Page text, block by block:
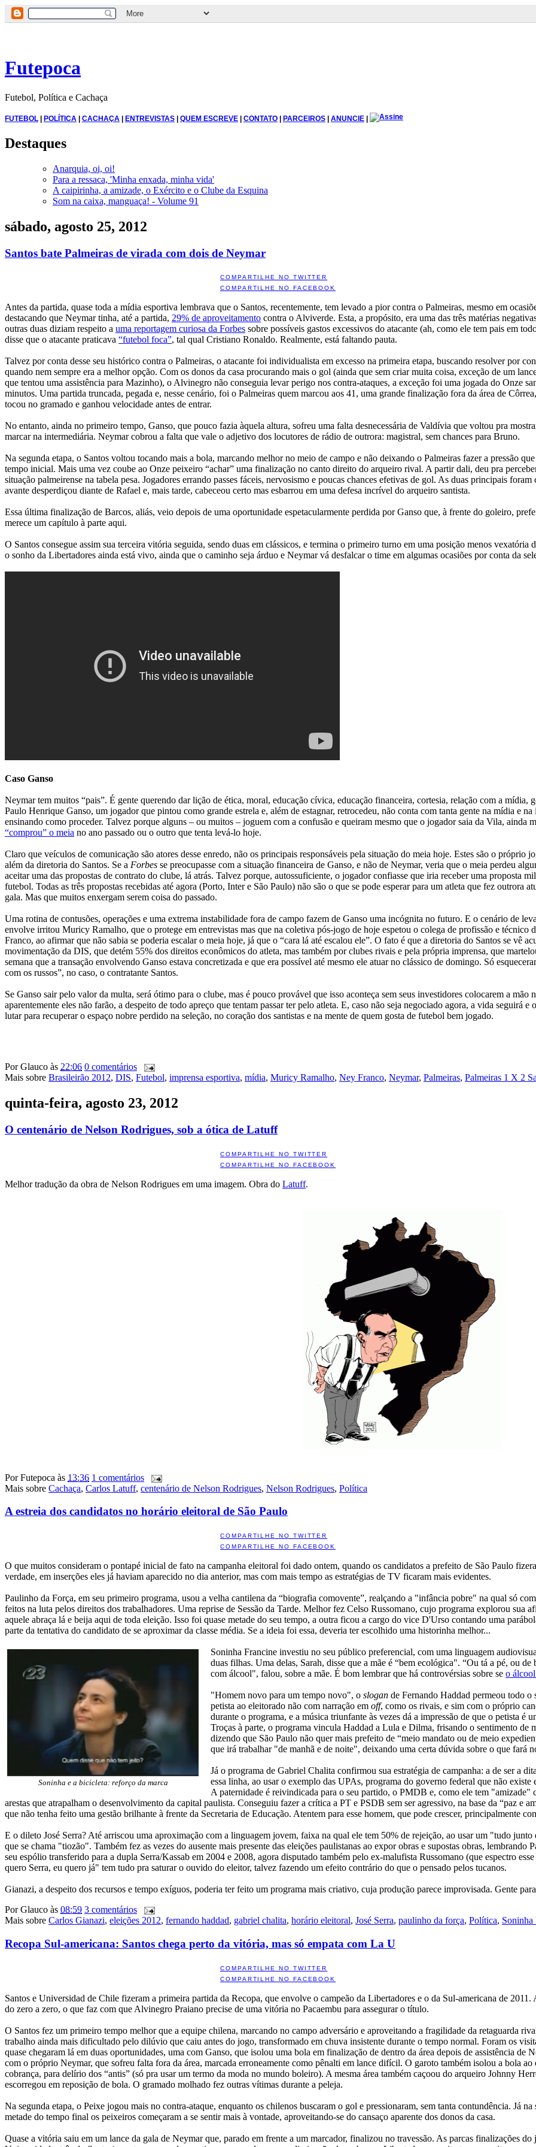
Futepoca
Futebol, Política e Cachaça
FUTEBOL | POLÍTICA | CACHAÇA | ENTREVISTAS | QUEM ESCREVE | CONTATO | PARCEIROS | ANUNCIE |
Destaques
Anarquia, oi, oi!
Para a ressaca, 'Minha enxada, minha vida'
A caipirinha, a amizade, o Exército e o Clube da Esquina
Som na caixa, manguaça! - Volume 91
sábado, agosto 25, 2012
Santos bate Palmeiras de virada com dois de Neymar
COMPARTILHE NO TWITTER
COMPARTILHE NO FACEBOOK
Antes da partida, quase toda a mídia esportiva lembrava que o Santos, recentemente, tem levado a pior contra o Palmeiras, mesmo em
destacando que Neymar tinha, até a partida, 29% de aproveitamento contra o Alviverde. Esta, a propósito, era uma das três matérias
outras duas diziam respeito a uma reportagem curiosa da Forbes sobre possíveis gastos excessivos do atacante (ah, como ele tem pais em
disse que o atacante praticava “futebol foca”, tal qual Cristiano Ronaldo. Realmente, está faltando pauta.
Talvez por conta desse seu histórico contra o Palmeiras, o atacante foi individualista em excesso na primeira etapa, buscando resolver por
quando nem sempre era a melhor opção. Com os donos da casa procurando mais o gol (ainda que sem criar muita coisa, exceção de um
que tentou uma assistência para Mazinho), o Alvinegro não conseguia levar perigo nos contra-ataques, a exceção foi uma jogada do Onze
minutos. Uma partida truncada, pegada e, nesse cenário, foi o Palmeiras quem marcou aos 41, uma grande finalização fora da área de
tocou no gramado e ganhou velocidade antes de entrar.
No entanto, ainda no primeiro tempo, Ganso, que pouco fazia àquela altura, sofreu uma falta desnecessária de Valdívia que voltou pra
marcar na intermediária. Neymar cobrou a falta que vale o adjetivo dos locutores de rádio de outrora: magistral, sem chances para Bruno.
Na segunda etapa, o Santos voltou tocando mais a bola, marcando melhor no meio de campo e não deixando o Palmeiras fazer a pressão
tempo inicial. Mais uma vez coube ao Onze peixeiro “achar” uma finalização no canto direito do arqueiro rival. A partir dali, deu pra
situação palmeirense na tabela pesa. Jogadores errando passes fáceis, nervosismo e poucas chances efetivas de gol. As duas principais
avante desperdiçou diante de Rafael e, mais tarde, cabeceou certo mas esbarrou em uma defesa incrível do arqueiro santista.
Essa última finalização de Barcos, aliás, veio depois de uma oportunidade espetacularmente perdida por Ganso que, à frente do goleiro,
merece um capítulo à parte aqui.
O Santos consegue assim sua terceira vitória seguida, sendo duas em clássicos, e termina o primeiro turno em uma posição menos
o sonho da Libertadores ainda está vivo, ainda que o caminho seja árduo e Neymar vá desfalcar o time em algumas ocasiões por conta da
Caso Ganso
Neymar tem muitos “pais”. É gente querendo dar lição de ética, moral, educação cívica, educação financeira, cortesia, relação com a mídia,
Paulo Henrique Ganso, um jogador que pintou como grande estrela e, além de estagnar, retrocedeu, não conta com tanta gente na mídia e
ensinando como proceder. Talvez porque alguns – ou muitos – joguem com a confusão e queiram mesmo que o jogador saia da Vila, ainda
“comprou” o meia no ano passado ou o outro que tenta levá-lo hoje.
Claro que veículos de comunicação são atores desse enredo, não os principais responsáveis pela situação do meia hoje. Estes são o próprio
além da diretoria do Santos. Se a Forbes se preocupasse com a situação financeira de Ganso, e não de Neymar, veria que o meia perdeu
aceitar uma das propostas de contrato do clube, lá atrás. Talvez porque, autossuficiente, o jogador confiasse que iria receber uma proposta
futebol. Todas as três propostas recebidas até agora (Porto, Inter e São Paulo) não são o que se pode esperar para um atleta que fez outrora
gala. Mas que muitos enxergam serem coisa do passado.
Uma rotina de contusões, operações e uma extrema instabilidade fora de campo fazem de Ganso uma incógnita no futuro. E o cenário de
envolve irritou Muricy Ramalho, que o protege em entrevistas mas que na coletiva pós-jogo de hoje espetou o colega de profissão e técnico
Franco, ao afirmar que não sabia se poderia escalar o meia hoje, já que o “cara lá até escalou ele”. O fato é que a diretoria do Santos se vê
movimentação da DIS, que detém 55% dos direitos econômicos do atleta, mas também por clubes rivais e pela própria imprensa, que
semana que a transação envolvendo Ganso estava concretizada e que era possível até mesmo ele atuar no clássico de domingo. Só
com os russos”, no caso, o contratante Santos.
Se Ganso sair pelo valor da multa, será ótimo para o clube, mas é pouco provável que isso aconteça sem seus investidores colocarem a mão
aparentemente eles não farão, a despeito de todo apreço que tentam passar ter pelo atleta. E, caso não seja negociado agora, a vida seguirá e
lutar para recuperar o espaço nobre perdido na seleção, no coração dos santistas e na mente de quem gosta de futebol bem jogado.
PorGlauco às 22:06 0 comentários
Mais sobre Brasileirão 2012, DIS, Futebol, imprensa esportiva, mídia, Muricy Ramalho, Ney Franco, Neymar, Palmeiras, Palmeiras 1 X 2
quinta-feira, agosto 23, 2012
O centenário de Nelson Rodrigues, sob a ótica de Latuff
COMPARTILHE NO TWITTER
COMPARTILHE NO FACEBOOK
Melhor tradução da obra de Nelson Rodrigues em uma imagem. Obra do Latuff.
PorFutepoca às 13:36 1 comentários
Mais sobre Cachaça, Carlos Latuff, centenário de Nelson Rodrigues, Nelson Rodrigues, Política
A estreia dos candidatos no horário eleitoral de São Paulo
COMPARTILHE NO TWITTER
COMPARTILHE NO FACEBOOK
O que muitos consideram o pontapé inicial de fato na campanha eleitoral foi dado ontem, quando os candidatos a prefeito de São Paulo
verdade, em inserções eles já haviam aparecido no dia anterior, mas com mais tempo as estratégias de TV ficaram mais evidentes.
Paulinho da Força, em seu primeiro programa, usou a velha cantilena da “biografia comovente”, realçando a "infância pobre" na qual só
feitos na luta pelos direitos dos trabalhadores. Uma reprise de Sessão da Tarde. Melhor fez Celso Russomano, cujo programa explorou sua
aquele abraça lá e beija aqui de toda eleição. Isso foi quase metade do seu tempo, a outra ficou a cargo do vice D'Urso contando uma
parte da tentativa do candidato de se aproximar da classe média. Se a ideia foi essa, deveria ter escolhido uma historinha melhor...
Soninha e a bicicleta: reforço da marca
Soninha Francine investiu no seu público preferencial, com uma linguagem
duas filhas. Uma delas, Sarah, disse que a mãe é “bem ecológica". “Ou tá a pé, ou
com álcool", falou, sobre a mãe. É bom lembrar que há controvérsias sobre se o
"Homem novo para um tempo novo", o slogan de Fernando Haddad permeou todo o
petista ao eleitorado não com narração em off, como os rivais, e sim com o próprio
durante o programa, e a música triunfante às vezes dá a impressão de que o petista é
Troças à parte, o programa vincula Haddad a Lula e Dilma, frisando o sentimento de
dizendo que São Paulo não quer mais prefeito de “meio mandato ou de meio
que irá trabalhar "de manhã e de noite", deixando uma certa dúvida sobre o que fará
Já o programa de Gabriel Chalita confirmou sua estratégia de campanha: a de ser a
essa linha, ao usar o exemplo das UPAs, programa do governo federal que não
A paternidade é reivindicada para o seu partido, o PMDB e, como ele tem
arestas que atrapalham o desenvolvimento da capital paulista. Conseguiu fazer a crítica a PT e PSDB sem ser agressivo, na base da “paz e
que não tenha feito uma gestão brilhante à frente da Secretaria de Educação. Atentem para esse homem, que pode crescer, principalmente
E o dileto José Serra? Até arriscou uma aproximação com a linguagem jovem, faixa na qual ele tem 50% de rejeição, ao usar um "tudo
que se chama "tiozão". Também fez as vezes do ausente mais presente das eleições paulistanas ao expor obras e supostas obras,
seu espólio transferido para a dupla Serra/Kassab em 2004 e 2008, agora disputado também pelo ex-malufista Russomano (que espectro
quero Serra, eu quero já" tem tudo pra saturar o ouvido do eleitor, talvez fazendo um efeito contrário do que o pensado pelos tucanos.
Gianazi, a despeito dos recursos e tempo exíguos, poderia ter feito um programa mais criativo, cuja produção parece improvisada. Gente
PorGlauco às 08:59 3 comentários
Mais sobre Carlos Gianazi, eleições 2012, fernando haddad, gabriel chalita, horário eleitoral, José Serra, paulinho da força, Política, Soninha
Recopa Sul-americana: Santos chega perto da vitória, mas só empata com La U
COMPARTILHE NO TWITTER
COMPARTILHE NO FACEBOOK
Santos e Universidad de Chile fizeram a primeira partida da Recopa, que envolve o campeão da Libertadores e o da Sul-americana de
do zero a zero, o que faz com que Alvinegro Praiano precise de uma vitória no Pacaembu para assegurar o título.
O Santos fez um primeiro tempo melhor que a equipe chilena, marcando no campo adversário e aproveitando a fragilidade da retaguarda
trabalho ainda mais dificultado pelo dilúvio que caiu antes do jogo, transformado em chuva insistente durante o tempo normal. Foram os
quase chegaram lá em duas oportunidades, uma com Ganso, que isolou uma bola em finalização de dentro da área depois de assistência de
com o próprio Neymar, que sofreu falta fora da área, marcada erroneamente como pênalti em lance difícil. O garoto também isolou a bola ao
cobrança, para delírio dos “antis” (só pra usar um termo da moda no mundo boleiro). A mesma área também caçoou do arqueiro Johnny
escorregou em reposição de bola. O gramado molhado fez outras vítimas durante a peleja.
Na segunda etapa, o Peixe jogou mais no contra-ataque, enquanto os chilenos buscaram o gol e pressionaram, sem tanta contundência. Já na
metade do tempo final os peixeiros começaram a se sentir mais à vontade, aproveitando-se do cansaço aparente dos donos da casa.
Quase a vitória saiu em um lance da gala de Neymar que, parado em frente a um marcador, finalizou no travessão. As parcas finalizações do